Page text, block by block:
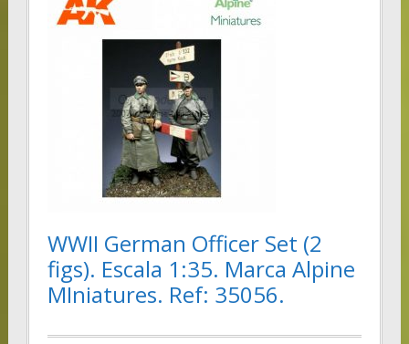
WWII German Officer Set (2
figs). Escala 1:35. Marca Alpine
MIniatures. Ref: 35056.